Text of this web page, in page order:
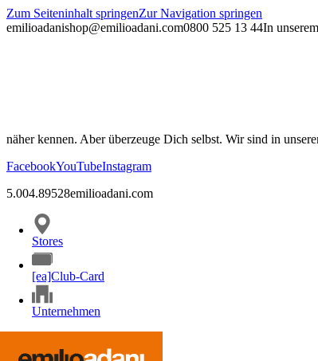
Zum Seiteninhalt springenZur Navigation springen
emilioadanishop@emilioadani.com0800 525 13 44In
näher kennen. Aber überzeuge Dich selbst. Wir sind in
FacebookYouTubeInstagram
5.004.89528emilioadani.com
Stores
[ea]Club-Card
Unternehmen